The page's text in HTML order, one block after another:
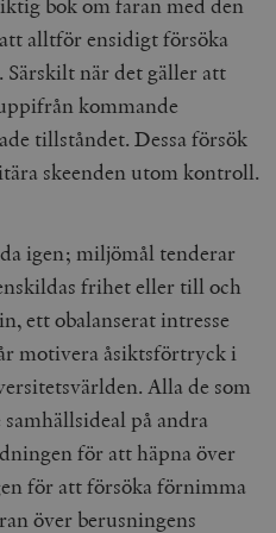
alltför ensidigt försöka
Särskilt när det gäller att
kommande
tillståndet. Dessa försök
skeenden utom kontroll.
igen; miljömål tenderar
frihet eller till och
ett obalanserat intresse
motivera åsiktsförtryck i
Alla de som
på andra
för att häpna över
för att försöka förnimma
över berusningens
som användarinloggning
kan inte användas
cookies.
/ Domän
Automattic
timbro.se
Hotjar Ltd
Automattic
timbro.se